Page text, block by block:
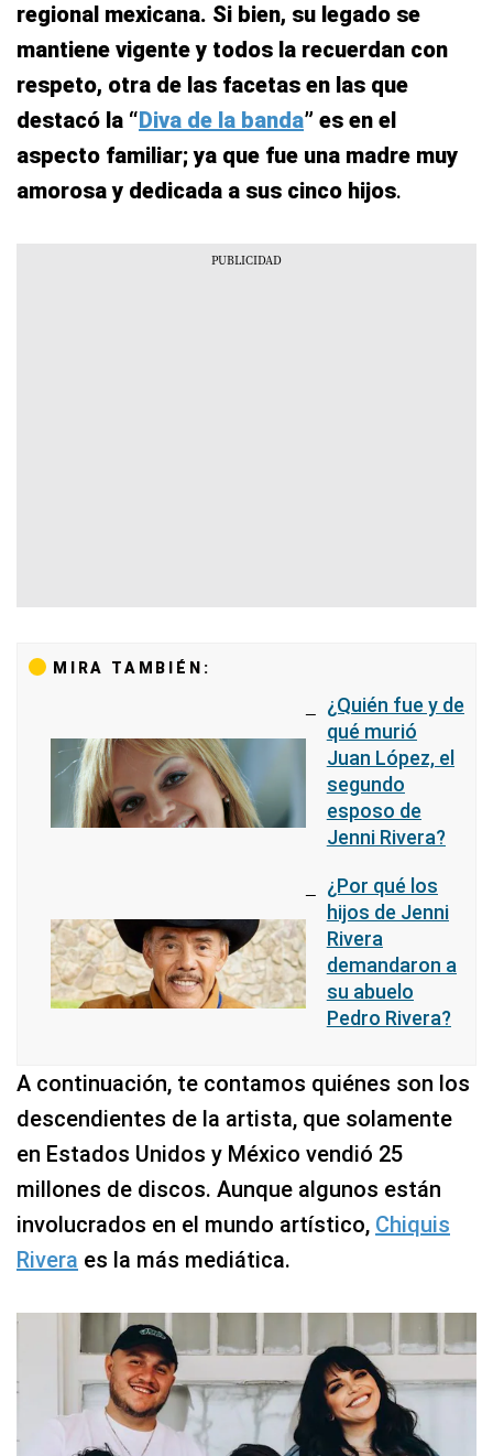
regional mexicana. Si bien, su legado se
mantiene vigente y todos la recuerdan con
respeto, otra de las facetas en las que
destacó la “Diva de la banda” es en el
aspecto familiar; ya que fue una madre muy
amorosa y dedicada a sus cinco hijos.
MIRA TAMBIÉN:
¿Quién fue y de
qué murió
Juan López, el
segundo
esposo de
Jenni Rivera?
¿Por qué los
hijos de Jenni
Rivera
demandaron a
su abuelo
Pedro Rivera?
A continuación, te contamos quiénes son los
descendientes de la artista, que solamente
en Estados Unidos y México vendió 25
millones de discos. Aunque algunos están
involucrados en el mundo artístico, Chiquis
Rivera es la más mediática.